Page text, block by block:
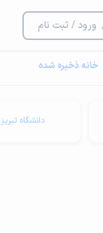
ورود / ثبت نام
خانه ذخیره شده
دانشگاه تبریز